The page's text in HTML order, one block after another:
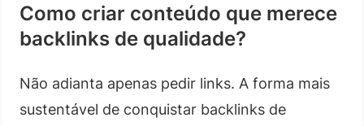
Como criar conteúdo que merece
backlinks de qualidade?
Não adianta apenas pedir links. A forma mais
sustentável de conquistar backlinks de